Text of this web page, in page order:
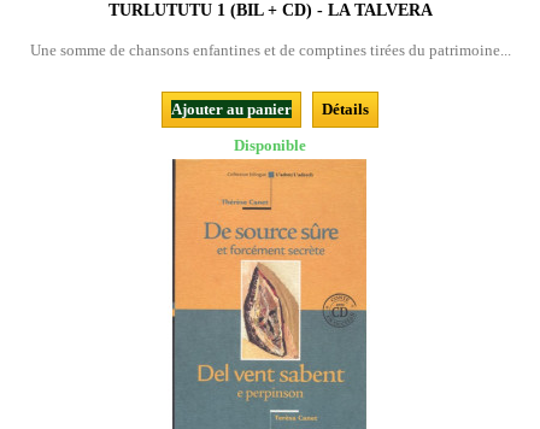
TURLUTUTU 1 (BIL + CD) - LA TALVERA
Une somme de chansons enfantines et de comptines tirées du patrimoine...
Ajouter au panier
Détails
Disponible